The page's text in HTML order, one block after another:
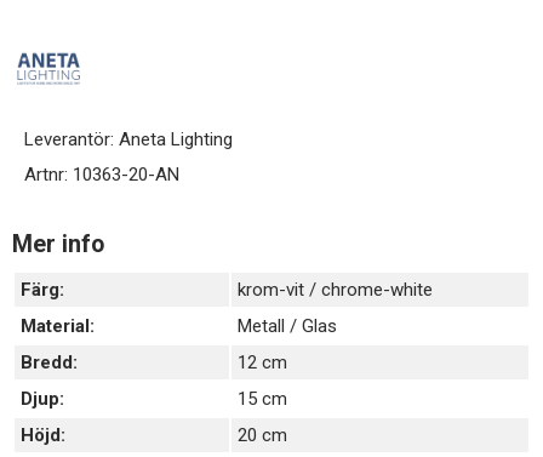
Leverantör: Aneta Lighting
Artnr: 10363-20-AN
Mer info
Färg:
krom-vit / chrome-white
Material:
Metall / Glas
Bredd:
12 cm
Djup:
15 cm
Höjd:
20 cm